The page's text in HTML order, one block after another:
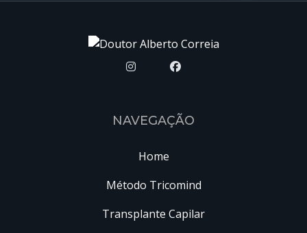
NAVEGAÇÃO
Home
Método Tricomind
Transplante Capilar